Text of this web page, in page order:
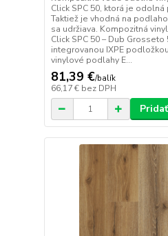
Click SPC 50, ktorá je
Taktiež je vhodná na
sa udržiava. Kompozitná
Click SPC 50 – Dub Grosseto
integrovanou IXPE
vinylové podlahy E...
81,39 €/balík
66,17 € bez DPH